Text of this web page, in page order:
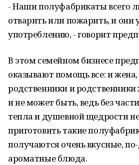
- Наши полуфабрикаты всего
отварить или пожарить, и они
употреблению, - говорит
В этом семейном бизнесе
оказывают помощь все: и
родственники и
и не может быть, ведь без
тепла и душевной щедрости
приготовить такие
получаются очень вкусные,
ароматные блюда.